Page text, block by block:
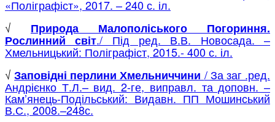
«Поліграфіст», 2017. – 240 с. іл.
√ Природа Малополіського Погориння.
Рослинний світ./ Під ред. В.В. Новосада. –
Хмельницький: Поліграфіст, 2015.- 400 с. іл.
√Заповідні перлини Хмельниччини / За заг .ред.
Андрієнко Т.Л.– вид. 2-ге, виправл. та доповн. –
Кам’янець-Подільський: Видавн. ПП Мошинський
В.С., 2008.–248с.